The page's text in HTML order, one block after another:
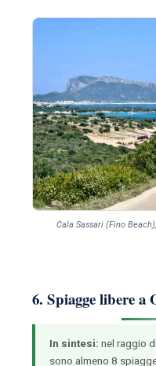
Cala Sassari (Fino
6. Spiagge libere a
In sintesi: nel raggio
sono almeno 8